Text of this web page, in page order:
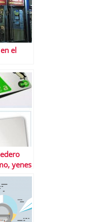
el
yenes
tu